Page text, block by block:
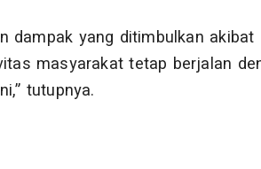
dampak yang ditimbulkan akibat
masyarakat tetap berjalan
tutupnya.